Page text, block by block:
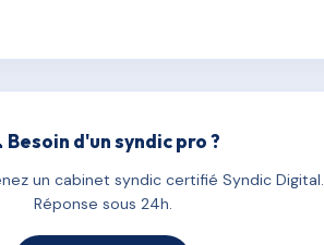
Besoin d'un syndic pro ?
un cabinet syndic certifié Syndic Digital.
Réponse sous 24h.